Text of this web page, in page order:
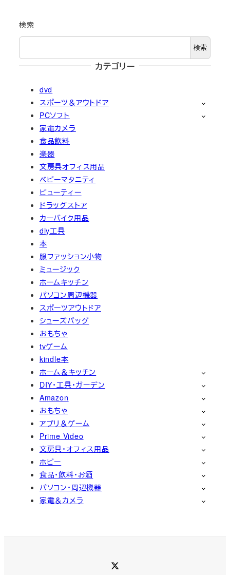
検索
検索
カテゴリー
dvd
スポーツ＆アウトドア
PCソフト
家電カメラ
食品飲料
楽器
文房具オフィス用品
ベビーマタニティ
ビューティー
ドラッグストア
カーバイク用品
diy工具
本
服ファッション小物
ミュージック
ホームキッチン
パソコン周辺機器
スポーツアウトドア
シューズバッグ
おもちゃ
tvゲーム
kindle本
ホーム＆キッチン
DIY・工具・ガーデン
Amazon
おもちゃ
アプリ＆ゲーム
Prime Video
文房具・オフィス用品
ホビー
食品・飲料・お酒
パソコン・周辺機器
家電＆カメラ